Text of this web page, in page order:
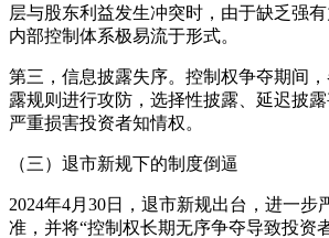
层与股东利益发生冲突时，由于缺乏强有
内部控制体系极易流于形式。
第三，信息披露失序。控制权争夺期间
露规则进行攻防，选择性披露、延迟披露
严重损害投资者知情权。
（三）退市新规下的制度倒逼
2024年4月30日，退市新规出台，进一步
准，并将“控制权长期无序争夺导致投资